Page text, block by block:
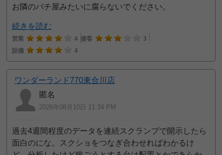
お隣のパチ屋みたいに腐らないでください。
続きを読む
営業 4 接客
3
設備
4
ワンダーランド770東合川店
匿名
2026年08月10日 11:34 PM
過去4週間程度のデータを連続スクランプで開示したら
面白のにな。スクショをつなぎ合わせればわかるけ